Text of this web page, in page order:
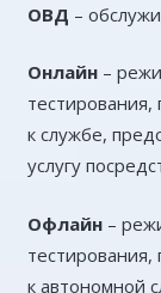
ОВД –
Онлайн –
к службе,
услугу
Офлайн –
к автономной